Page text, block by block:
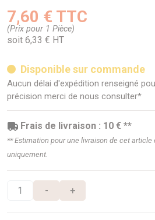
7,60 € TTC
(Prix pour 1 Pièce)
soit 6,33 € HT
Disponible sur commande
Aucun délai d'expédition renseigné
précision merci de nous consulter*
Frais de livraison : 10 € **
** Estimation pour une livraison de cet
uniquement.
- +